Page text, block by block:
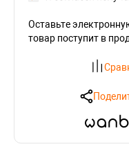
Оставьте
товар поступит в